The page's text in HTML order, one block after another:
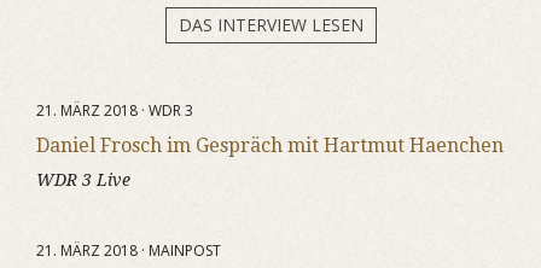
DAS INTERVIEW LESEN
21. MÄRZ 2018 · WDR 3
Daniel Frosch im Gespräch mit Hartmut Haenchen
WDR 3 Live
21. MÄRZ 2018 · MAINPOST